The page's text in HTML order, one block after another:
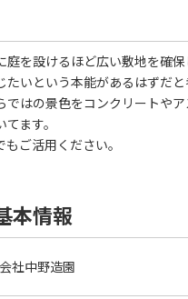
を設けるほど広い敷地を確保
いという本能があるはずだ
はの景色をコンクリートや
ます。
ご活用ください。
本情報
社中野造園